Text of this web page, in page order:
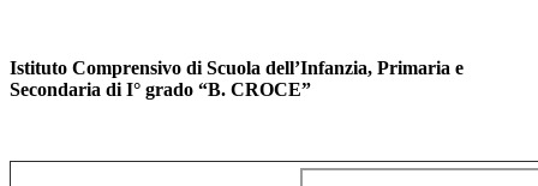
Istituto Comprensivo di Scuola dell’Infanzia, Primaria e
Secondaria di I° grado “B. CROCE”